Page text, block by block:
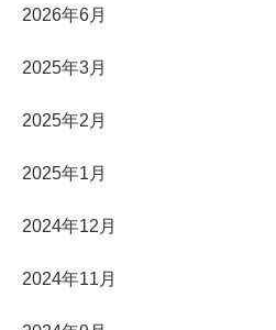
2026年6月
2025年3月
2025年2月
2025年1月
2024年12月
2024年11月